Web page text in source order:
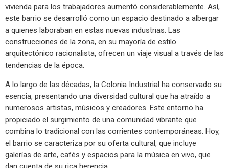
vivienda para los trabajadores aumentó considerablemente. Así,
este barrio se desarrolló como un espacio destinado a albergar
a quienes laboraban en estas nuevas industrias. Las
construcciones de la zona, en su mayoría de estilo
arquitectónico racionalista, ofrecen un viaje visual a través de las
tendencias de la época.
A lo largo de las décadas, la Colonia Industrial ha conservado su
esencia, presentando una diversidad cultural que ha atraído a
numerosos artistas, músicos y creadores. Este entorno ha
propiciado el surgimiento de una comunidad vibrante que
combina lo tradicional con las corrientes contemporáneas. Hoy,
el barrio se caracteriza por su oferta cultural, que incluye
galerías de arte, cafés y espacios para la música en vivo, que